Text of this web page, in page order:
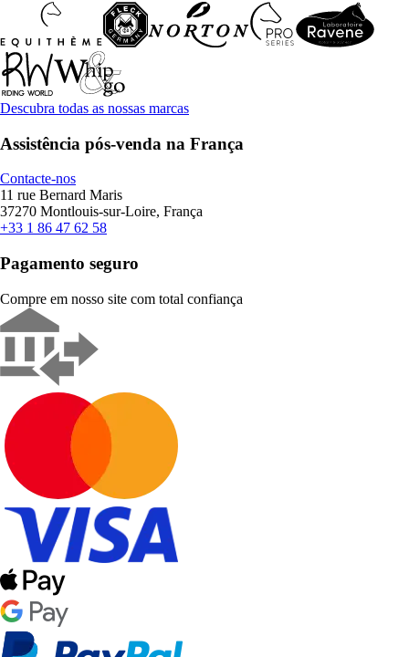
Descubra todas as nossas marcas
Assistência pós-venda na França
Contacte-nos
11 rue Bernard Maris
37270 Montlouis-sur-Loire, França
+33 1 86 47 62 58
Pagamento seguro
Compre em nosso site com total confiança